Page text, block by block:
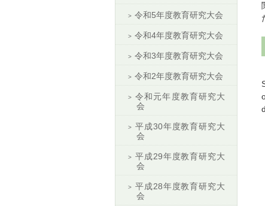
令和5年度教育研究大会
令和4年度教育研究大会
令和3年度教育研究大会
令和2年度教育研究大会
令和元年度教育研究大
会
平成30年度教育研究大
会
平成29年度教育研究大
会
平成28年度教育研究大
会